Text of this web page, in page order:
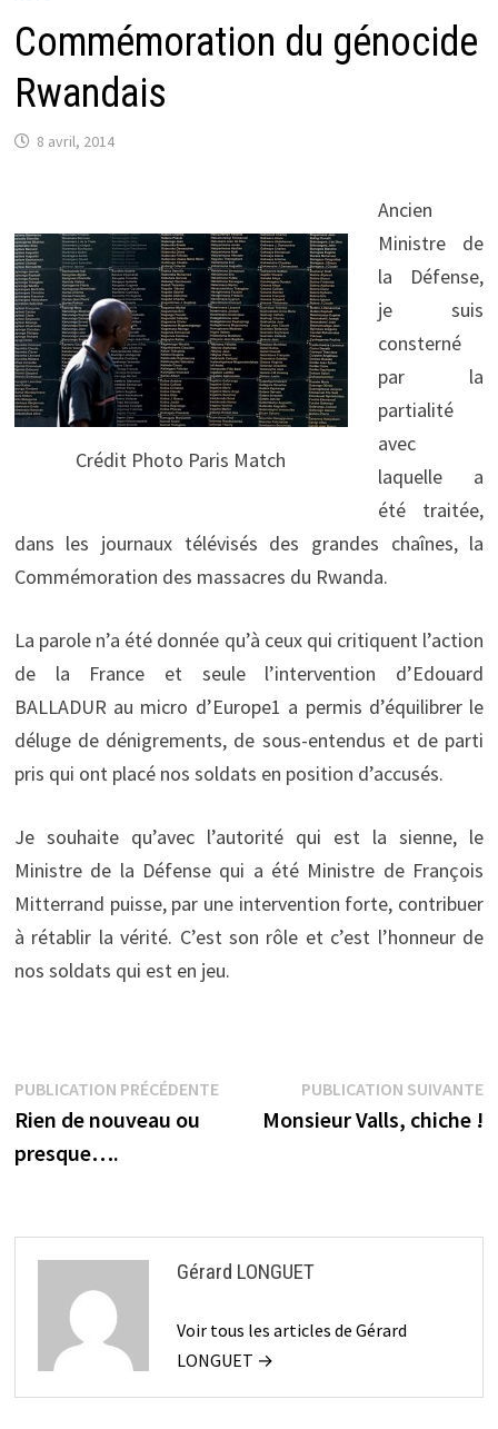
Commémoration du génocide
Rwandais
8 avril, 2014
Crédit Photo Paris Match
Ancien
Ministre de
la Défense,
je suis
consterné
par la
partialité
avec
laquelle a
été traitée,
dans les journaux télévisés des grandes chaînes, la
Commémoration des massacres du Rwanda.
La parole n’a été donnée qu’à ceux qui critiquent l’action
de la France et seule l’intervention d’Edouard
BALLADUR au micro d’Europe1 a permis d’équilibrer le
déluge de dénigrements, de sous-entendus et de parti
pris qui ont placé nos soldats en position d’accusés.
Je souhaite qu’avec l’autorité qui est la sienne, le
Ministre de la Défense qui a été Ministre de François
Mitterrand puisse, par une intervention forte, contribuer
à rétablir la vérité. C’est son rôle et c’est l’honneur de
nos soldats qui est en jeu.
Navigation
de
l’article
PUBLICATION PRÉCÉDENTEPublication
précédente :
Rien de nouveau ou
presque….
PUBLICATION SUIVANTE
Monsieur Valls, chiche !
Gérard LONGUET
Voir tous les articles de Gérard
LONGUET →